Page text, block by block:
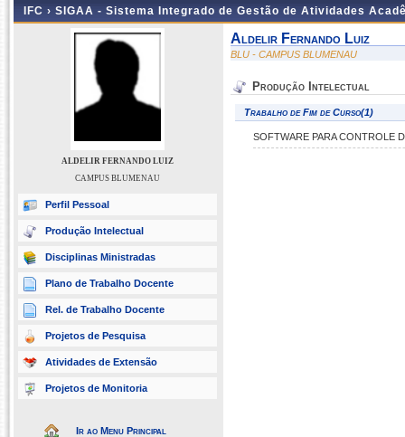
IFC › SIGAA - Sistema Integrado de Gestão de Atividades
ALDELIR FERNANDO LUIZ
CAMPUS BLUMENAU
Perfil Pessoal
Produção Intelectual
Disciplinas Ministradas
Plano de Trabalho Docente
Rel. de Trabalho Docente
Projetos de Pesquisa
Atividades de Extensão
Projetos de Monitoria
Ir ao Menu Principal
Aldelir Fernando Luiz
BLU - CAMPUS BLUMENAU
Produção Intelectual
Trabalho de Fim de Curso(1)
SOFTWARE PARA CONTROLE